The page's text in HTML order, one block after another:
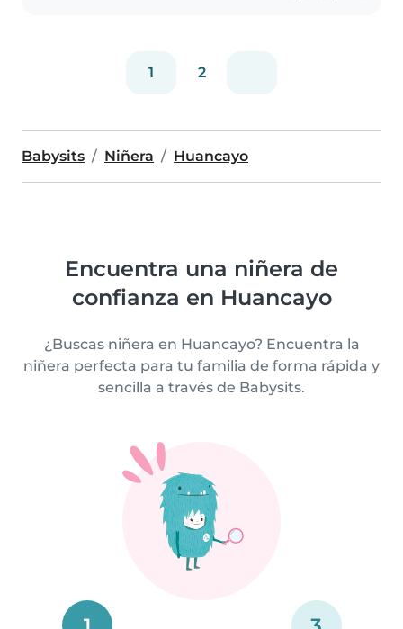
1 2
Babysits Niñera Huancayo
Encuentra una niñera de
confianza en Huancayo
¿Buscas niñera en Huancayo? Encuentra la
niñera perfecta para tu familia de forma rápida y
sencilla a través de Babysits.